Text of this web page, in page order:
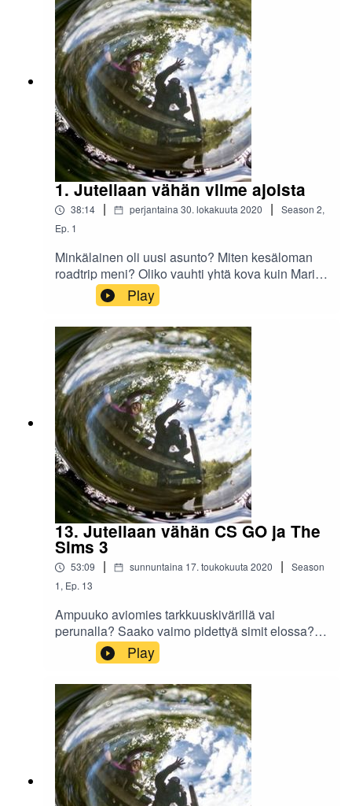
1. Jutellaan vähän viime ajoista
38:14 | perjantaina 30. lokakuuta 2020 | Season 2,
Ep. 1
Minkälainen oli uusi asunto? Miten kesäloman
roadtrip meni? Oliko vauhti yhtä kova kuin Mario
Kartissa?
Play
13. Jutellaan vähän CS GO ja The
Sims 3
53:09 | sunnuntaina 17. toukokuuta 2020 |
Season
1, Ep. 13
Ampuuko aviomies tarkkuuskivärillä vai
perunalla? Saako vaimo pidettyä simit elossa?
Kuka tunnustaa olevansa noob?
Play